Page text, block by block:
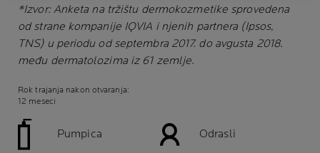
*Izvor: Anketa na tržištu dermokozmetike sprovedena
od strane kompanije IQVIA i njenih partnera (Ipsos,
TNS) u periodu od septembra 2017. do avgusta 2018.
među dermatolozima iz 61 zemlje.
Rok trajanja nakon otvaranja:
12 meseci
Pumpica
Odrasli